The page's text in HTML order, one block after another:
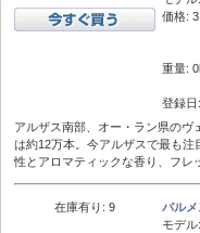
価格:
重量:
登録
アルザス南部、オー・ラン県の
は約12万本。今アルザスで最も
性とアロマティックな香り、フレ
在庫有り: 9
バル
モデル: